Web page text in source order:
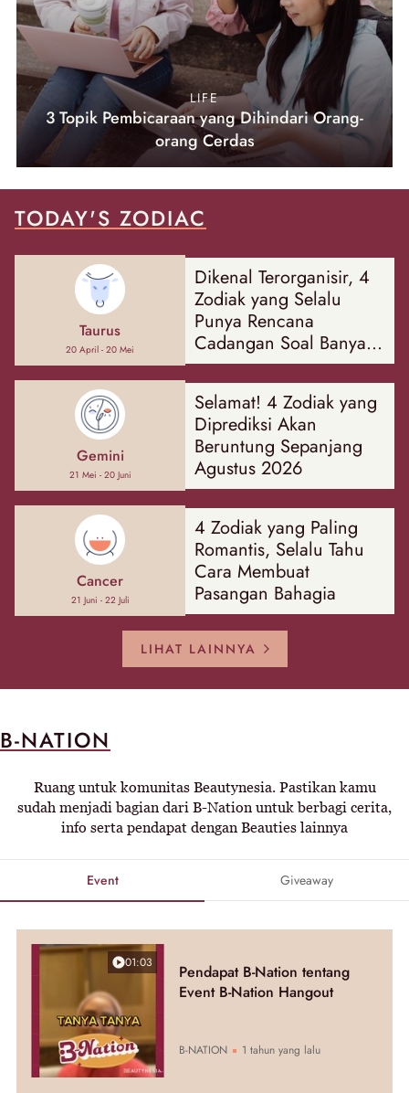
LIFE
3 Topik Pembicaraan yang Dihindari Orang-
orang Cerdas
TODAY'S ZODIAC
Taurus
20 April - 20 Mei
Dikenal Terorganisir, 4
Zodiak yang Selalu
Punya Rencana
Cadangan Soal Banyak
Hal
Gemini
21 Mei - 20 Juni
Selamat! 4 Zodiak yang
Diprediksi Akan
Beruntung Sepanjang
Agustus 2026
Cancer
21 Juni - 22 Juli
4 Zodiak yang Paling
Romantis, Selalu Tahu
Cara Membuat
Pasangan Bahagia
LIHAT LAINNYA
B-NATION
Ruang untuk komunitas Beautynesia. Pastikan kamu
sudah menjadi bagian dari B-Nation untuk berbagi cerita,
info serta pendapat dengan Beauties lainnya
Event Giveaway
01:03
Pendapat B-Nation tentang
Event B-Nation Hangout
B-NATION 1 tahun yang lalu